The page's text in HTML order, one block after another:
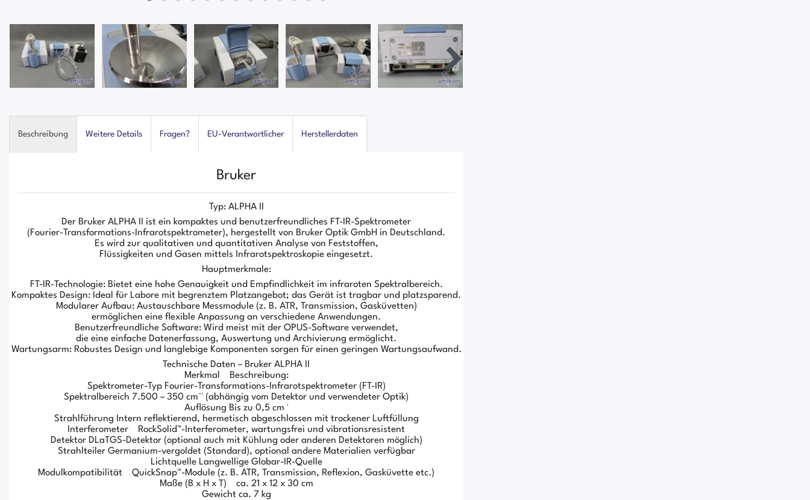
Beschreibung Weitere Details Fragen? EU-Verantwortlicher Herstellerdaten
Bruker
Typ: ALPHA II
Der Bruker ALPHA II ist ein kompaktes und benutzerfreundliches FT-IR-Spektrometer
(Fourier-Transformations-Infrarotspektrometer), hergestellt von Bruker Optik GmbH in Deutschland.
Es wird zur qualitativen und quantitativen Analyse von Feststoffen,
Flüssigkeiten und Gasen mittels Infrarotspektroskopie eingesetzt.
Hauptmerkmale:
FT-IR-Technologie: Bietet eine hohe Genauigkeit und Empfindlichkeit im infraroten Spektralbereich.
Kompaktes Design: Ideal für Labore mit begrenztem Platzangebot; das Gerät ist tragbar und platzsparend.
Modularer Aufbau: Austauschbare Messmodule (z. B. ATR, Transmission, Gasküvetten)
ermöglichen eine flexible Anpassung an verschiedene Anwendungen.
Benutzerfreundliche Software: Wird meist mit der OPUS-Software verwendet,
die eine einfache Datenerfassung, Auswertung und Archivierung ermöglicht.
Wartungsarm: Robustes Design und langlebige Komponenten sorgen für einen geringen Wartungsaufwand.
Technische Daten – Bruker ALPHA II
Merkmal Beschreibung:
Spektrometer-Typ Fourier-Transformations-Infrarotspektrometer (FT-IR)
Spektralbereich 7.500 – 350 cm⁻¹ (abhängig vom Detektor und verwendeter Optik)
Auflösung Bis zu 0,5 cm ¹
Strahlführung Intern reflektierend, hermetisch abgeschlossen mit trockener Luftfüllung
Interferometer RockSolid™-Interferometer, wartungsfrei und vibrationsresistent
Detektor DLaTGS-Detektor (optional auch mit Kühlung oder anderen Detektoren möglich)
Strahlteiler Germanium-vergoldet (Standard), optional andere Materialien verfügbar
Lichtquelle Langwellige Globar-IR-Quelle
Modulkompatibilität QuickSnap™-Module (z. B. ATR, Transmission, Reflexion, Gasküvette etc.)
Maße (B x H x T) ca. 21 x 12 x 30 cm
Gewicht ca. 7 kg